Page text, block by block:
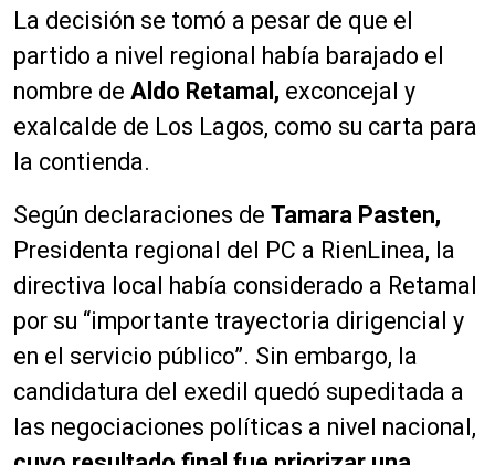
La decisión se tomó a pesar de que el
partido a nivel regional había barajado el
nombre de Aldo Retamal, exconcejal y
exalcalde de Los Lagos, como su carta para
la contienda.
Según declaraciones de Tamara Pasten,
Presidenta regional del PC a RienLinea, la
directiva local había considerado a Retamal
por su “importante trayectoria dirigencial y
en el servicio público”. Sin embargo, la
candidatura del exedil quedó supeditada a
las negociaciones políticas a nivel nacional,